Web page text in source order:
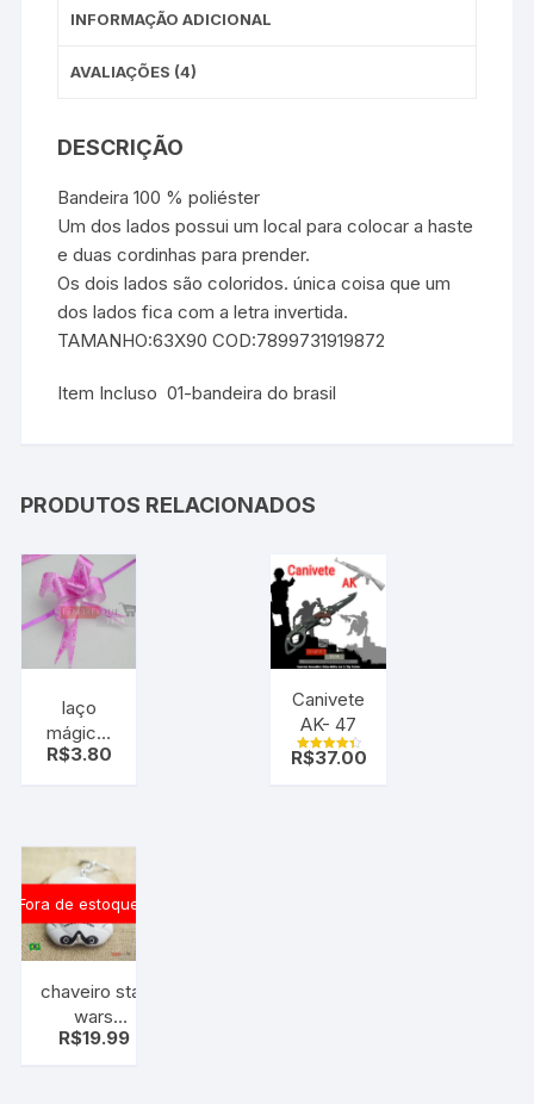
INFORMAÇÃO ADICIONAL
AVALIAÇÕES (4)
DESCRIÇÃO
Bandeira 100 % poliéster
Um dos lados possui um local para colocar a haste
e duas cordinhas para prender.
Os dois lados são coloridos. única coisa que um
dos lados fica com a letra invertida.
TAMANHO:63X90 COD:7899731919872
Item Incluso 01-bandeira do brasil
PRODUTOS RELACIONADOS
laço
mágico,
laço fácil,
uni
R$3.80
Canivete
AK- 47
Avaliação
R$37.00
Fora de estoque
chaveiro star
wars
stormtrooper
R$19.99